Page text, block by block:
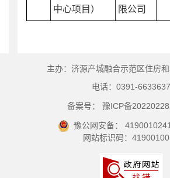
中心项目）
限公司
主办：济源产城融合示范区住房
电话：0391-6633637
备案号： 豫ICP备
豫公网安备：
网站标识码：